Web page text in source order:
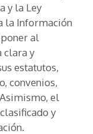
y la Ley
la Información
al
clara y
estatutos,
convenios,
el
y